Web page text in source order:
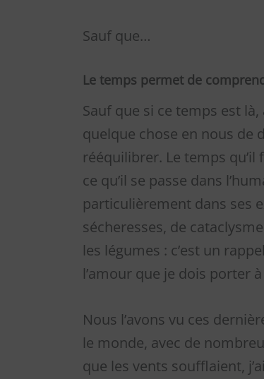
Sauf que…
Le temps permet de
Sauf que si ce temps est là,
quelque chose en nous de
rééquilibrer. Le temps
ce qu’il se passe dans
particulièrement dans ses
sécheresses, de
les légumes : c’est un
l’amour que je dois porter
Nous l’avons vu ces
le monde, avec de
que les vents soufflaient,